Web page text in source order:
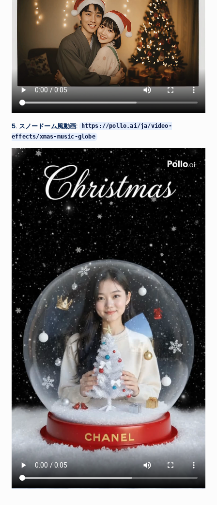
5. スノードーム風動画:
https://pollo.ai/ja/video-
effects/xmas-music-globe